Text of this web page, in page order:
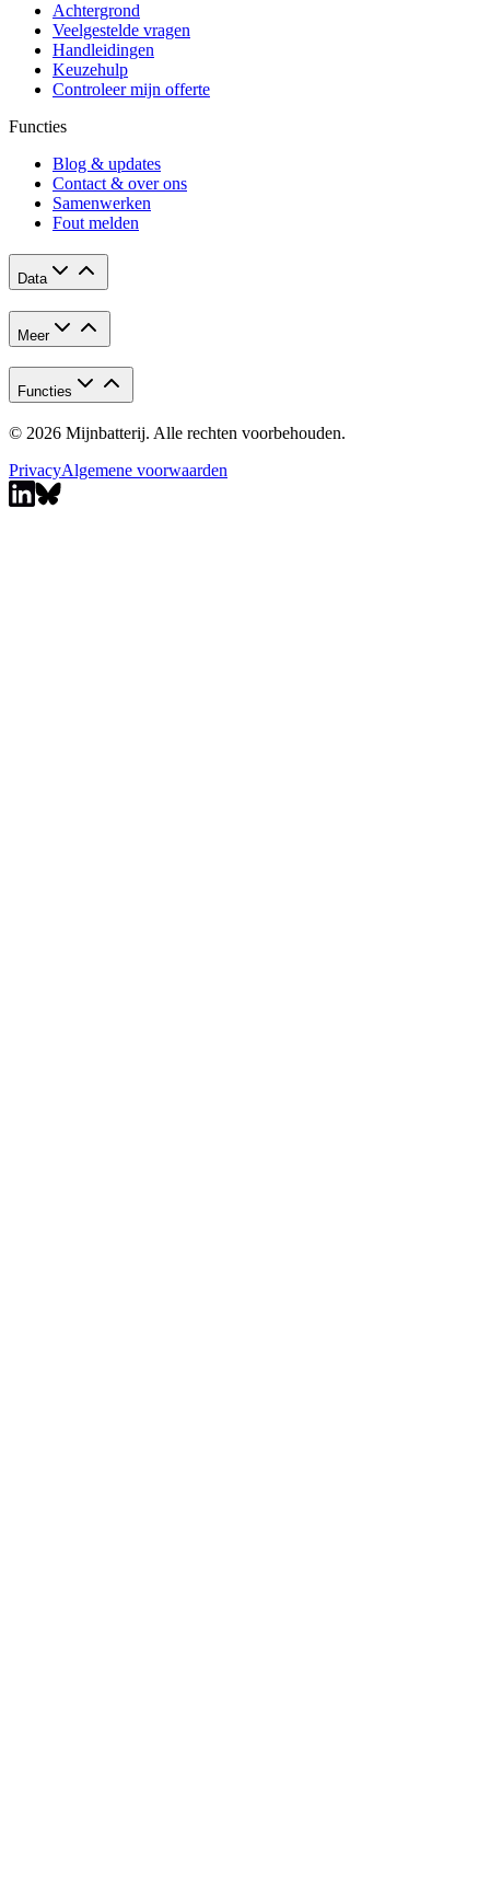
Achtergrond
Veelgestelde vragen
Handleidingen
Keuzehulp
Controleer mijn offerte
Functies
Blog & updates
Contact & over ons
Samenwerken
Fout melden
Data
Meer
Functies
© 2026 Mijnbatterij. Alle rechten voorbehouden.
PrivacyAlgemene voorwaarden